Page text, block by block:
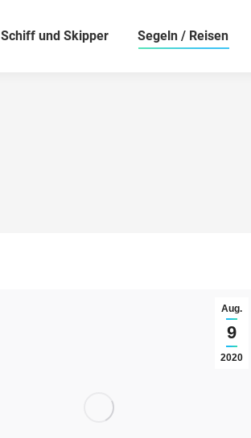
Schiff und Skipper Segeln / Reisen
Aug.
9
2020